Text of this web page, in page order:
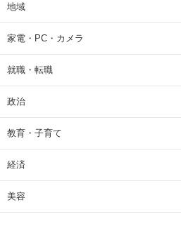
地域
家電・PC・カメラ
就職・転職
政治
教育・子育て
経済
美容